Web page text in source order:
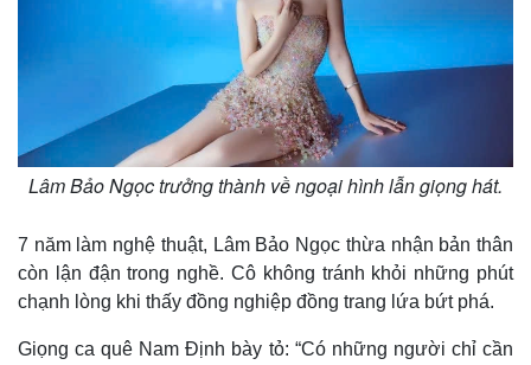
Lâm Bảo Ngọc trưởng thành về ngoại hình lẫn giọng hát.
7 năm làm nghệ thuật, Lâm Bảo Ngọc thừa nhận bản thân
còn lận đận trong nghề. Cô không tránh khỏi những phút
chạnh lòng khi thấy đồng nghiệp đồng trang lứa bứt phá.
Giọng ca quê Nam Định bày tỏ: “Có những người chỉ cần